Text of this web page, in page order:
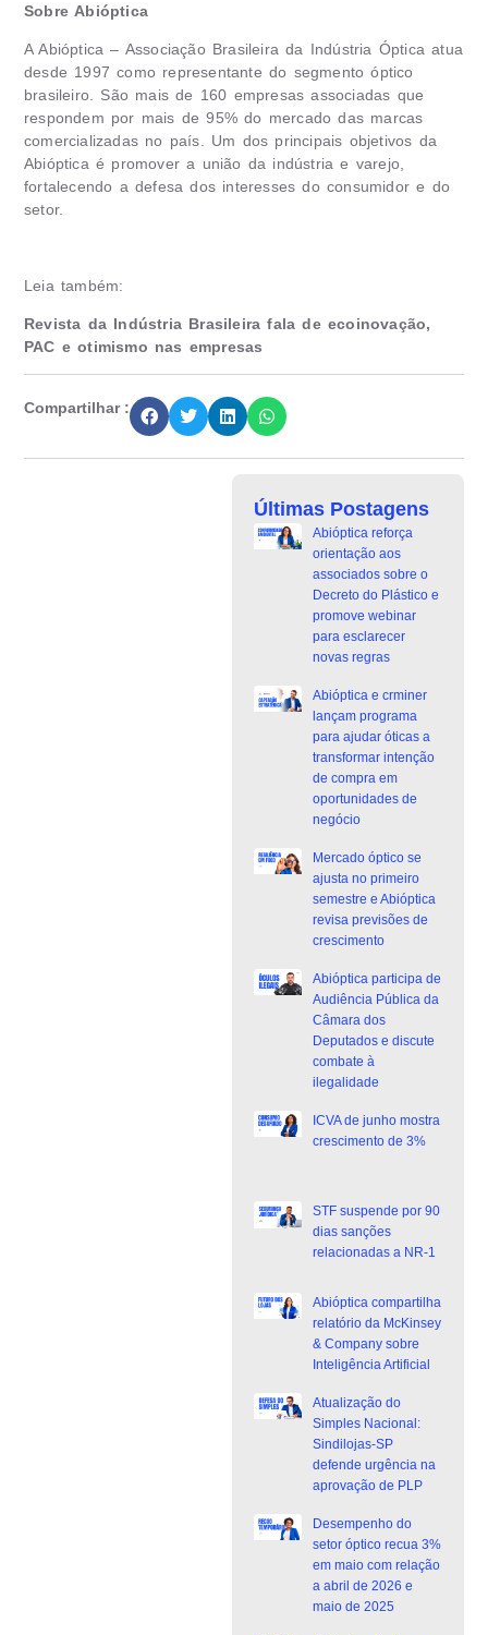
Sobre Abióptica
A Abióptica – Associação Brasileira da Indústria Óptica atua
desde 1997 como representante do segmento óptico
brasileiro. São mais de 160 empresas associadas que
respondem por mais de 95% do mercado das marcas
comercializadas no país. Um dos principais objetivos da
Abióptica é promover a união da indústria e varejo,
fortalecendo a defesa dos interesses do consumidor e do
setor.
Leia também:
Revista da Indústria Brasileira fala de ecoinovação,
PAC e otimismo nas empresas
Compartilhar :
Últimas Postagens
Abióptica reforça
orientação aos
associados sobre o
Decreto do Plástico e
promove webinar
para esclarecer
novas regras
Abióptica e crminer
lançam programa
para ajudar óticas a
transformar intenção
de compra em
oportunidades de
negócio
Mercado óptico se
ajusta no primeiro
semestre e Abióptica
revisa previsões de
crescimento
Abióptica participa de
Audiência Pública da
Câmara dos
Deputados e discute
combate à
ilegalidade
ICVA de junho mostra
crescimento de 3%
STF suspende por 90
dias sanções
relacionadas a NR-1
Abióptica compartilha
relatório da McKinsey
& Company sobre
Inteligência Artificial
Atualização do
Simples Nacional:
Sindilojas-SP
defende urgência na
aprovação de PLP
Desempenho do
setor óptico recua 3%
em maio com relação
a abril de 2026 e
maio de 2025